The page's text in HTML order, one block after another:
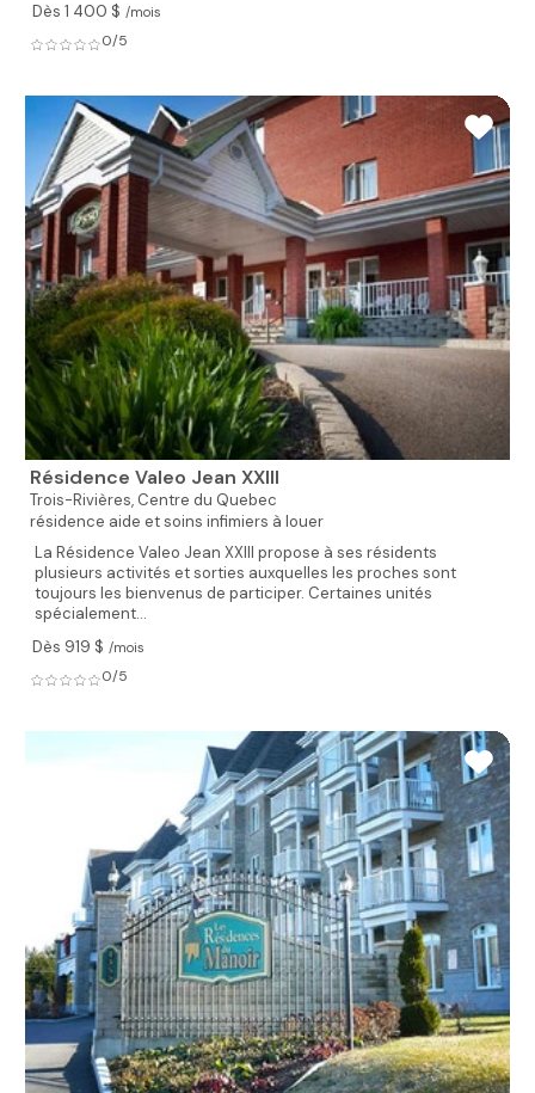
Dès 1 400 $ /mois
0/5
Résidence Valeo Jean XXIII
Trois-Rivières, Centre du Quebec
résidence aide et soins infimiers à louer
La Résidence Valeo Jean XXIII propose à ses résidents
plusieurs activités et sorties auxquelles les proches sont
toujours les bienvenus de participer. Certaines unités
spécialement...
Dès 919 $ /mois
0/5